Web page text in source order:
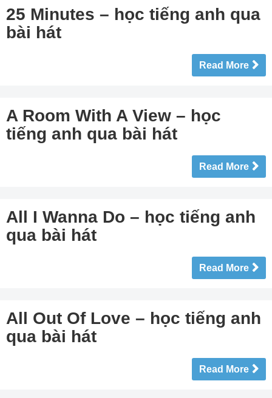
25 Minutes – học tiếng anh qua
bài hát
Read More
A Room With A View – học
tiếng anh qua bài hát
Read More
All I Wanna Do – học tiếng anh
qua bài hát
Read More
All Out Of Love – học tiếng anh
qua bài hát
Read More